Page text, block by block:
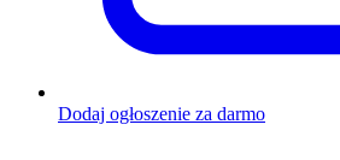
Dodaj ogłoszenie za darmo